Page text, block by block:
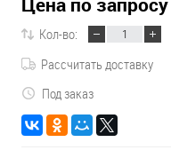
Кол-во:
Рассчитать доставку
Под заказ